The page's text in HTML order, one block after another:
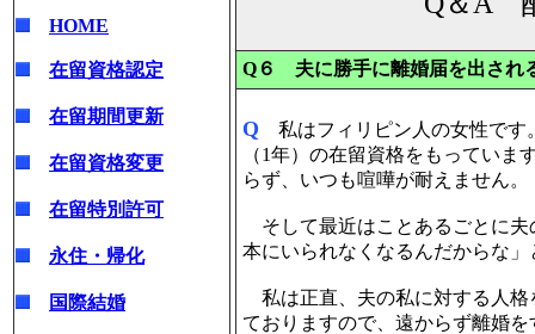
HOME
在留資格認定
在留期間更新
在留資格変更
在留特別許可
永住・帰化
国際結婚
Q６ 夫に勝手に離婚届を出され
Q 私はフィリピン人の女性です
（1年）の在留資格をもってい
らず、いつも喧嘩が耐えません。
そして最近はことあるごとに夫
本にいられなくなるんだからな
私は正直、夫の私に対する人格
ておりますので、遠からず離婚